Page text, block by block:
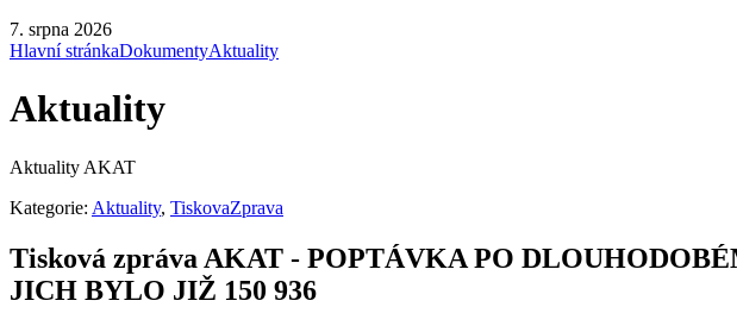
7. srpna 2026
Hlavní stránkaDokumentyAktuality
Aktuality
Aktuality AKAT
Kategorie: Aktuality, TiskovaZprava
Tisková zpráva AKAT - POPTÁVKA PO
JICH BYLO JIŽ 150 936